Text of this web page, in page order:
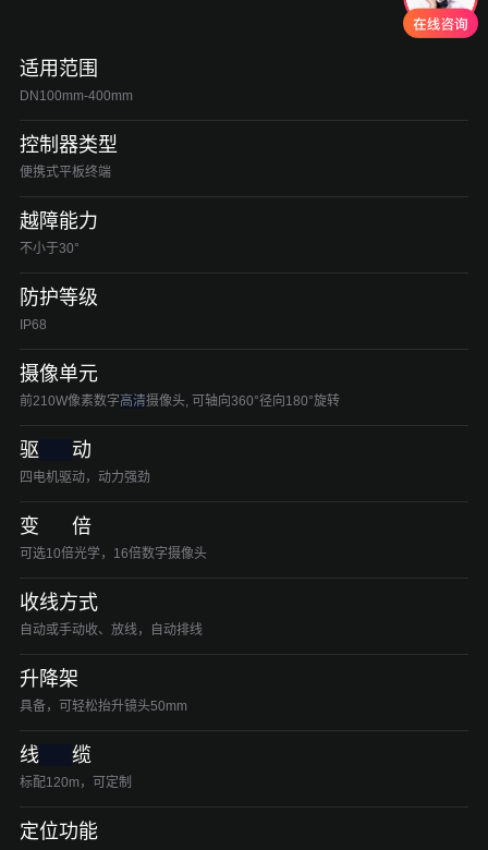
适用范围
DN100mm-400mm
控制器类型
便携式平板终端
越障能力
不小于30°
防护等级
IP68
摄像单元
前210W像素数字高清摄像头, 可轴向360°径向180°旋转
驱 动
四电机驱动，动力强劲
变 倍
可选10倍光学，16倍数字摄像头
收线方式
自动或手动收、放线，自动排线
升降架
具备，可轻松抬升镜头50mm
线 缆
标配120m，可定制
定位功能